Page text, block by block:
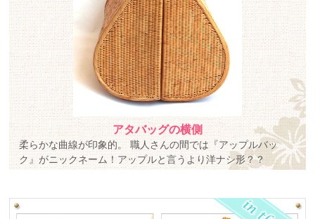
アタバッグの横側
柔らかな曲線が印象的。 職人さんの間では『アップルバッ
ク』がニックネーム！アップルと言うより洋ナシ形？？